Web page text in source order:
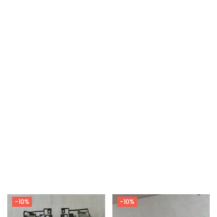
-10% -10%